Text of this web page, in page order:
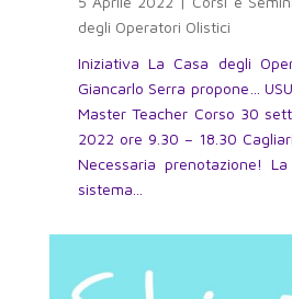
degli Operatori Olistici
Iniziativa La Casa degli
Giancarlo Serra propone…
Master Teacher Corso 30
2022 ore 9.30 – 18.30
Necessaria prenotazione!
sistema...